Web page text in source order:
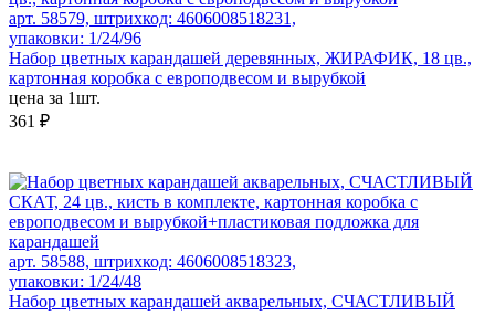
арт. 58579, штрихкод: 4606008518231,
упаковки: 1/24/96
Набор цветных карандашей деревянных, ЖИРАФИК, 18 цв.,
картонная коробка с европодвесом и вырубкой
цена за 1шт.
361 ₽
арт. 58588, штрихкод: 4606008518323,
упаковки: 1/24/48
Набор цветных карандашей акварельных, СЧАСТЛИВЫЙ